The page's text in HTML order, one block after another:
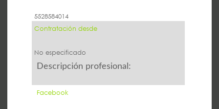
5528584014
Contratación desde
No especificado
Descripción profesional:
Facebook